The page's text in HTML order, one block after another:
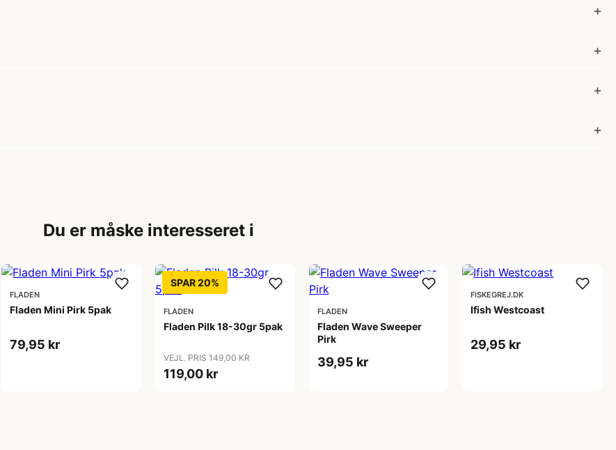
Du er måske interesseret i
FLADEN
Fladen Mini Pirk 5pak
79,95 kr
SPAR 20%
FLADEN
Fladen Pilk 18-30gr 5pak
VEJL. PRIS 149,00 KR
119,00 kr
FLADEN
Fladen Wave Sweeper
Pirk
39,95 kr
FISKEGREJ.DK
Ifish Westcoast
29,95 kr